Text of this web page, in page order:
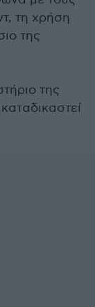
τη χρήση
της
της